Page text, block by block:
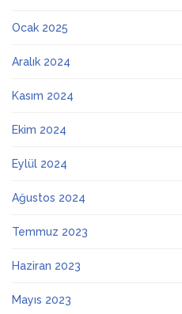
Ocak 2025
Aralık 2024
Kasım 2024
Ekim 2024
Eylül 2024
Ağustos 2024
Temmuz 2023
Haziran 2023
Mayıs 2023